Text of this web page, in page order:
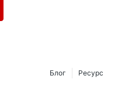
Ресурс
Блог